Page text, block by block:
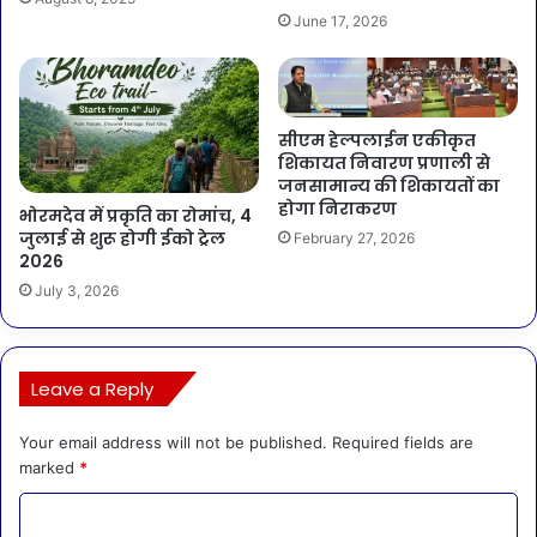
June 17, 2026
भोरमदेव में प्रकृति का रोमांच, 4
जुलाई से शुरू होगी ईको ट्रेल
2026
July 3, 2026
सीएम हेल्पलाईन एकीकृत
शिकायत निवारण प्रणाली से
जनसामान्य की शिकायतों का
होगा निराकरण
February 27, 2026
Leave a Reply
Your email address will not be published. Required fields are
marked *